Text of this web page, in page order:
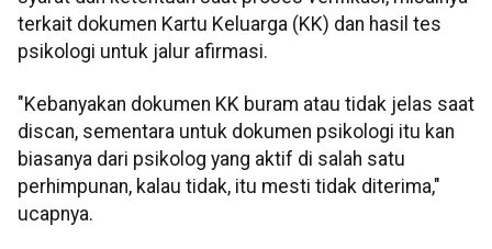
terkait dokumen Kartu Keluarga (KK) dan hasil tes
psikologi untuk jalur afirmasi.
"Kebanyakan dokumen KK buram atau tidak jelas saat
discan, sementara untuk dokumen psikologi itu kan
biasanya dari psikolog yang aktif di salah satu
perhimpunan, kalau tidak, itu mesti tidak diterima,"
ucapnya.